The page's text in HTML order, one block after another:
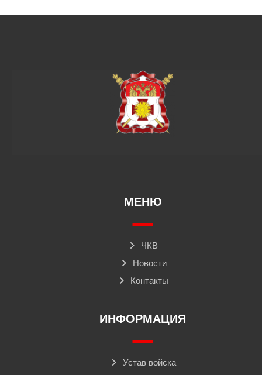
МЕНЮ
ЧКВ
Новости
Контакты
ИНФОРМАЦИЯ
Устав войска